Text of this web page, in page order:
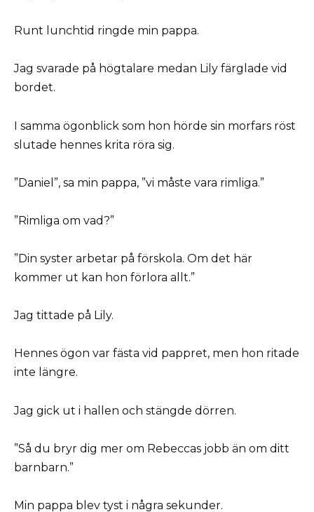
Runt lunchtid ringde min pappa.
Jag svarade på högtalare medan Lily färglade vid
bordet.
I samma ögonblick som hon hörde sin morfars röst
slutade hennes krita röra sig.
”Daniel”, sa min pappa, ”vi måste vara rimliga.”
”Rimliga om vad?”
”Din syster arbetar på förskola. Om det här
kommer ut kan hon förlora allt.”
Jag tittade på Lily.
Hennes ögon var fästa vid pappret, men hon ritade
inte längre.
Jag gick ut i hallen och stängde dörren.
”Så du bryr dig mer om Rebeccas jobb än om ditt
barnbarn.”
Min pappa blev tyst i några sekunder.